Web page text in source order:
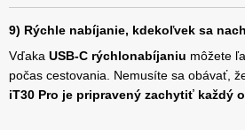
9) Rýchle nabíjanie, kdekoľvek sa
Vďaka USB-C rýchlonabíjaniu môžete
počas cestovania. Nemusíte sa obávať,
iT30 Pro je pripravený zachytiť každý